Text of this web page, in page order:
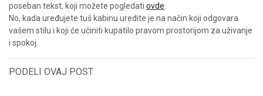
poseban tekst, koji možete pogledati ovde
No, kada uređujete tuš kabinu uredite je na način koji odgovara
vašem stilu i koji će učiniti kupatilo pravom prostorijom za uživanje
i spokoj.
PODELI OVAJ POST